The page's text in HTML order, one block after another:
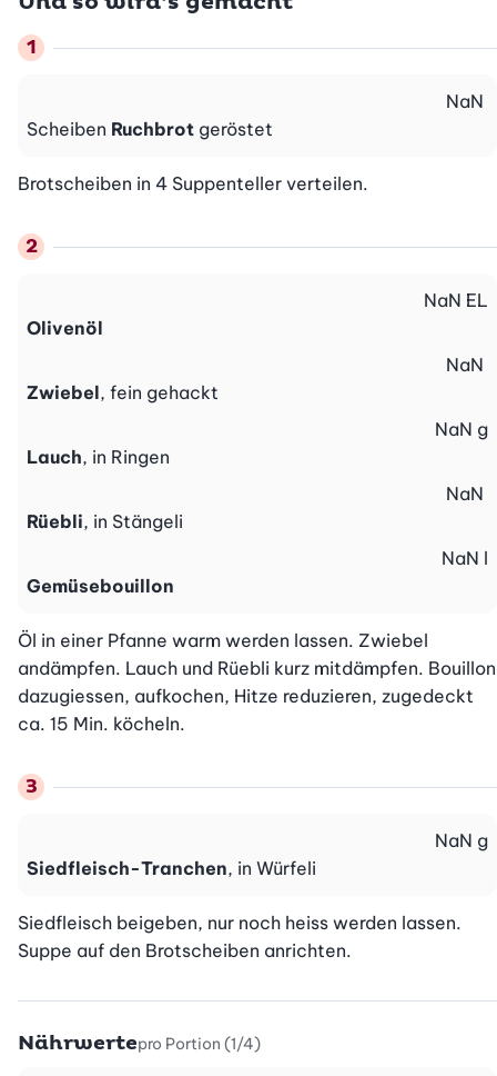
Scheiben Ruchbrot geröstet
NaN
Brotscheiben in 4 Suppenteller verteilen.
Olivenöl
NaN EL
Zwiebel, fein gehackt
NaN
Lauch, in Ringen
NaN g
Rüebli, in Stängeli
NaN
Gemüsebouillon
NaN l
Öl in einer Pfanne warm werden lassen. Zwiebel
andämpfen. Lauch und Rüebli kurz mitdämpfen. Bouillon
dazugiessen, aufkochen, Hitze reduzieren, zugedeckt
ca. 15 Min. köcheln.
Siedfleisch-Tranchen, in Würfeli
NaN g
Siedfleisch beigeben, nur noch heiss werden lassen.
Suppe auf den Brotscheiben anrichten.
Nährwertepro Portion (1/4)